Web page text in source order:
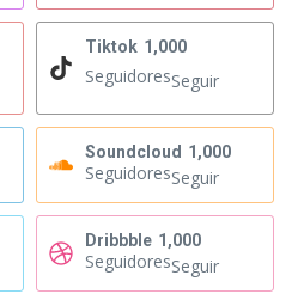
Tiktok 1,000
SeguidoresSeguir
Soundcloud 1,000
SeguidoresSeguir
Dribbble 1,000
SeguidoresSeguir